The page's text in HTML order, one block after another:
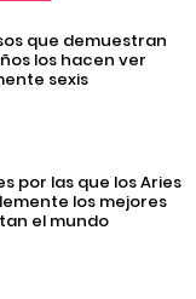
que demuestran
los hacen ver
sexis
por las que los Aries
los mejores
el mundo